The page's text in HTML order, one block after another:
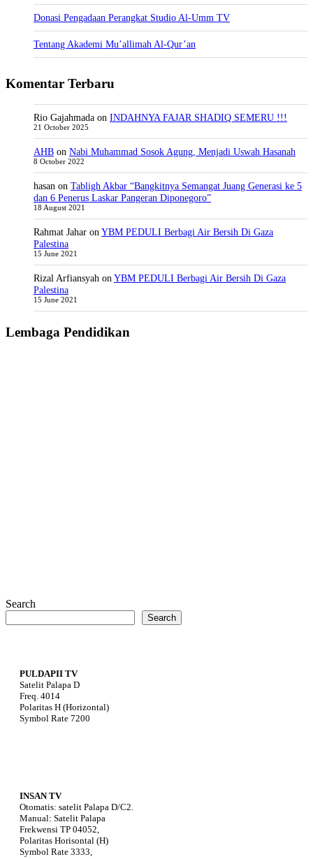
Donasi Pengadaan Perangkat Studio Al-Umm TV
Tentang Akademi Mu’allimah Al-Qur’an
Komentar Terbaru
Rio Gajahmada on INDAHNYA FAJAR SHADIQ SEMERU !!!
21 October 2025
AHB on Nabi Muhammad Sosok Agung, Menjadi Uswah Hasanah
8 October 2022
hasan on Tabligh Akbar “Bangkitnya Semangat Juang Generasi ke 5
dan 6 Penerus Laskar Pangeran Diponegoro”
18 August 2021
Rahmat Jahar onYBM PEDULI Berbagi Air Bersih Di Gaza
Palestina
15 June 2021
Rizal Arfiansyah onYBM PEDULI Berbagi Air Bersih Di Gaza
Palestina
15 June 2021
Lembaga Pendidikan
Search
Search
PULDAPII TV
Satelit Palapa D
Freq. 4014
Polaritas H (Horizontal)
Symbol Rate 7200
INSAN TV
Otomatis: satelit Palapa D/C2.
Manual: Satelit Palapa
Frekwensi TP 04052,
Polaritas Horisontal (H)
Symbol Rate 3333,